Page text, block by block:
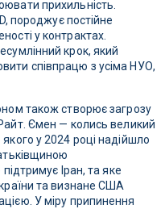
прихильність.
породжує постійне
у контрактах.
крок, який
співпрацю з усіма НУО,
також створює загрозу
Ємен — колись великий
у 2024 році надійшло
Іран, та яке
та визнане США
У міру припинення